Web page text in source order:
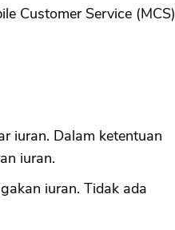
Customer Service (MCS)
iuran. Dalam ketentuan
iuran.
iuran. Tidak ada